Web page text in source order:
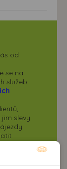
od
se na
služeb.
slevy